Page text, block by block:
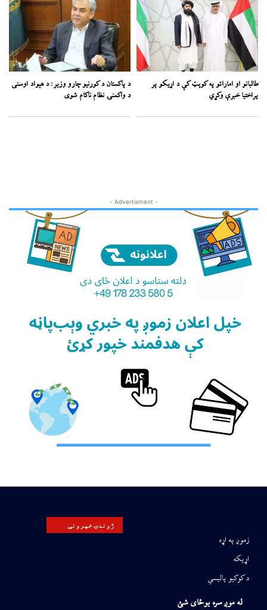
طالبانو او اماراتو په کوېټ کې د اړیکو پر
پراختیا خبرې وکړي
د پاکستان د کورنیو چارو وزیر: د هېواد اوسنی
د واکمنۍ نظام ناکام شوی
- Advertisment -
ژوندۍ خپرونې
زموږ په اړه
اړیکه
د کوکیو پالیسي
له موږ سره یوځای شئ